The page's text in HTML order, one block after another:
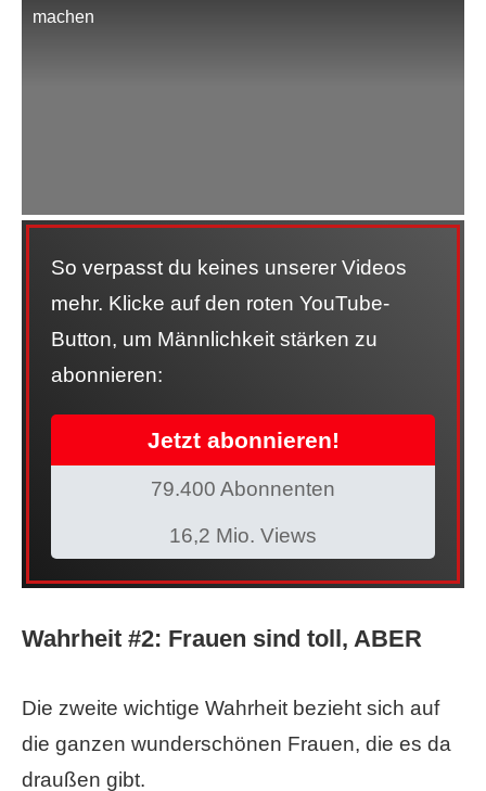
machen
So verpasst du keines unserer Videos
mehr. Klicke auf den roten YouTube-
Button, um Männlichkeit stärken zu
abonnieren:
Jetzt abonnieren!
79.400 Abonnenten
16,2 Mio. Views
Wahrheit #2: Frauen sind toll, ABER
Die zweite wichtige Wahrheit bezieht sich auf
die ganzen wunderschönen Frauen, die es da
draußen gibt.